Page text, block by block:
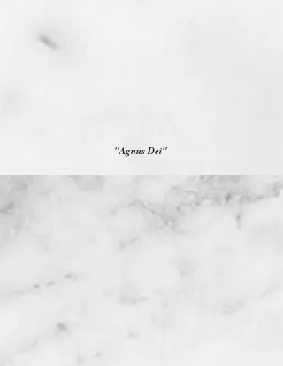
"Agnus Dei"